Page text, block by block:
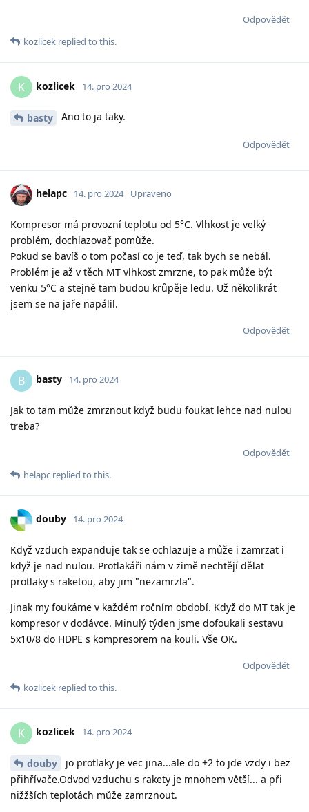
Odpovědět
kozlicek replied to this.
K kozlicek 14. pro 2024
basty Ano to ja taky.
Odpovědět
helapc 14. pro 2024 Upraveno
Kompresor má provozní teplotu od 5°C. Vlhkost je velký
problém, dochlazovač pomůže.
Pokud se bavíš o tom počasí co je teď, tak bych se nebál.
Problém je až v těch MT vlhkost zmrzne, to pak může být
venku 5°C a stejně tam budou krůpěje ledu. Už několikrát
jsem se na jaře napálil.
Odpovědět
B basty 14. pro 2024
Jak to tam může zmrznout když budu foukat lehce nad nulou
treba?
Odpovědět
helapc replied to this.
douby 14. pro 2024
Když vzduch expanduje tak se ochlazuje a může i zamrzat i
když je nad nulou. Protlakáři nám v zimě nechtějí dělat
protlaky s raketou, aby jim "nezamrzla".
Jinak my foukáme v každém ročním období. Když do MT tak je
kompresor v dodávce. Minulý týden jsme dofoukali sestavu
5x10/8 do HDPE s kompresorem na kouli. Vše OK.
Odpovědět
kozlicek replied to this.
K kozlicek 14. pro 2024
douby
jo protlaky je vec jina...ale do +2 to jde vzdy i bez
přihřívače.Odvod vzduchu s rakety je mnohem větší... a při
nižžších teplotách může zamrznout.